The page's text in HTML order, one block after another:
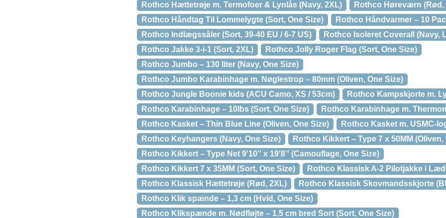
Rothco Hættetrøje m. Termofoer & Lynlås (Navy, 2XL)
Rothco Høreværn (Rød,
Rothco Håndtag Til Lommelygte (Sort, One Size)
Rothco Håndvarmer – 10
Rothco Indlægssåler (Sort, 39-40 EU / 6-7 US)
Rothco Isoleret Coverall (Navy,
Rothco Jakke 3-i-1 (Sort, 2XL)
Rothco Jolly Roger Flag (Sort, One Size)
Rothco Jumbo – 130 liter (Navy, One Size)
Rothco Jumbo Karabinhage m. Nøglestrop – 80mm (Oliven, One Size)
Rothco Jungle Boonie kids (ACU Camo, XS / 53cm)
Rothco Kampskjorte m.
Rothco Karabinhage – 10lbs (Sort, One Size)
Rothco Karabinhage m.
Rothco Kasket – Thin Blue Line (Oliven, One Size)
Rothco Kasket m. USMC-
Rothco Keyhangers (Navy, One Size)
Rothco Kikkert – Type 7 x 50MM (Oliven,
Rothco Kikkert – Type Net 9'10'' x 19'8'' (Camouflage, One Size)
Rothco Kikkert 7 x 35MM (Sort, One Size)
Rothco Klassisk A-2 Pilotjakke i
Rothco Klassisk Hættetrøje (Rød, 2XL)
Rothco Klassisk Skovmandsskjorte
Rothco Klik spænde – 1,3 cm (Hvid, One Size)
Rothco Klikspænde m. Nødfløjte – 1,5 cm bred Sort (Sort, One Size)